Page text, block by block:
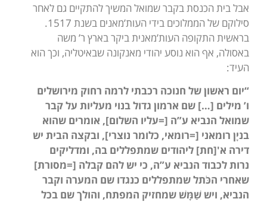
אבל בית הכנסת בקבר שמואל המשיך להתקיים גם לאחר
סילוקם של הממלוכים בידי העות’מאנים בשנת 1517.
בראשית התקופה העות’מאנית ביקר בארץ ר’ משה
באסולה, אף הוא נוסע יהודי מאנקונה שבאיטליה, וכך הוא
העיד:
“יום ראשון של חנוכה רכבתי לרמה רחוק מירושלים
ו’ מילים […] שם ארמון גדול בנוי מעליות על קבר
שמואל הנביא ע”ה [=עליו השלום], אומרים שהוא
בניָן רומאני [=רומאי, כלומר נוצרי], ובקצה הבית יש
דירה א'[חת] ליהודים שמתפללים בה, ומדליקים
נרות לכבוד הנביא ע”ה, כי יש להם קבלה [=מסורת]
שאחרי הכֹּתל שמתפללים כנגדו שם המערה וקבר
הנביא, ויש שַׁמָּשׁ שמחזיק המפתח, והולך שם בכל